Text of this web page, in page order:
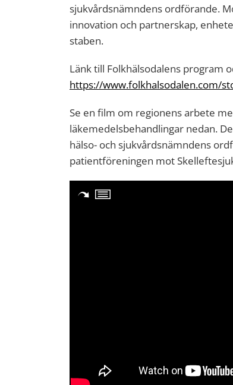
sjukvårdsnämndens ordförande.
innovation och partnerskap,
staben.
Länk till Folkhälsodalens program
https://www.folkhalsodalen.com/
Se en film om regionens arbete
läkemedelsbehandlingar nedan.
hälso- och sjukvårdsnämndens
patientföreningen mot